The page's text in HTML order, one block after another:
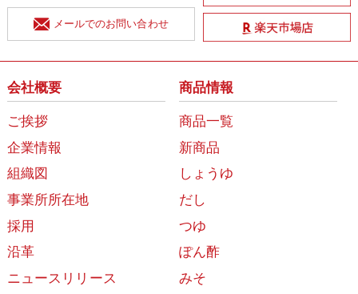
メールでのお問い合わせ
会社概要
ご挨拶
企業情報
組織図
事業所所在地
採用
沿革
ニュースリリース
商品情報
商品一覧
新商品
しょうゆ
だし
つゆ
ぽん酢
みそ